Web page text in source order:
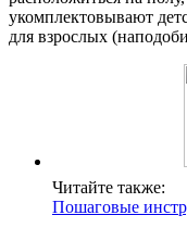
укомплектовывают
для взрослых
Читайте также:
Пошаговые